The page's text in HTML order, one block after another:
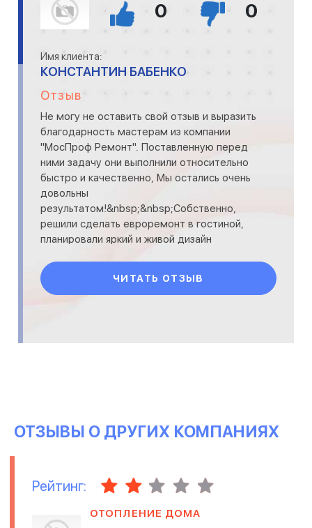
0 0
Имя клиента:
КОНСТАНТИН БАБЕНКО
Отзыв
Не могу не оставить свой отзыв и выразить
благодарность мастерам из компании
"МосПроф Ремонт". Поставленную перед
ними задачу они выполнили относительно
быстро и качественно, Мы остались очень
довольны
результатом!&nbsp;&nbsp;Собственно,
решили сделать евроремонт в гостиной,
планировали яркий и живой дизайн
окончательно определит
ЧИТАТЬ ОТЗЫВ
ОТЗЫВЫ О ДРУГИХ КОМПАНИЯХ
Рейтинг:
ОТОПЛЕНИЕ ДОМА